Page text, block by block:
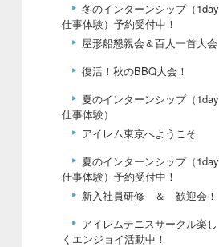
冬のインターンシップ（1day
仕事体験）予約受付中！
屋形船懇親会＆百人一首大会
復活！秋のBBQ大会！
夏のインターンシップ（1day
仕事体験）
アイレム東京へようこそ
夏のインターンシップ（1day
仕事体験）予約受付中！
新入社員研修 ＆ 歓迎会！
アイレムテニスサークル楽し
くエンジョイ活動中！